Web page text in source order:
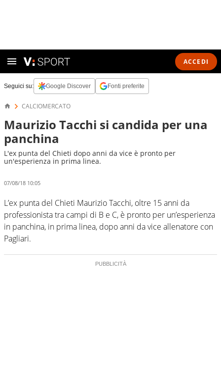
ACCEDI
Seguici su: Google Discover Fonti preferite
CALCIOMERCATO
Maurizio Tacchi si candida per una
panchina
L'ex punta del Chieti dopo anni da vice è pronto per
un'esperienza in prima linea.
07/08/18 10:05
L’ex punta del Chieti Maurizio Tacchi, oltre 15 anni da
professionista tra campi di B e C, è pronto per un’esperienza
in panchina, in prima linea, dopo anni da vice allenatore con
Pagliari.